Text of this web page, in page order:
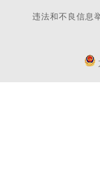
违法和不良信息